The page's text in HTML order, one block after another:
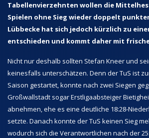
Tabellenvierzehnten wollen die
Spielen ohne Sieg wieder doppelt
Lübbecke hat sich jedoch kürzlich zu
entschieden und kommt daher mit
Nicht nur deshalb sollten Stefan Kneer und
keinesfalls unterschätzen. Denn der TuS ist
Saison gestartet, konnte nach zwei Siegen
Großwallstadt sogar Erstligaabsteiger
abnehmen, ehe es eine deutliche 18:28-
setzte. Danach konnte der TuS keinen Sieg
wodurch sich die Verantwortlichen nach der